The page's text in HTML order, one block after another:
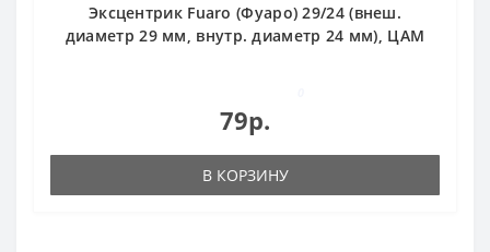
Эксцентрик Fuaro (Фуаро) 29/24 (внеш.
диаметр 29 мм, внутр. диаметр 24 мм), ЦАМ
79р.
В КОРЗИНУ